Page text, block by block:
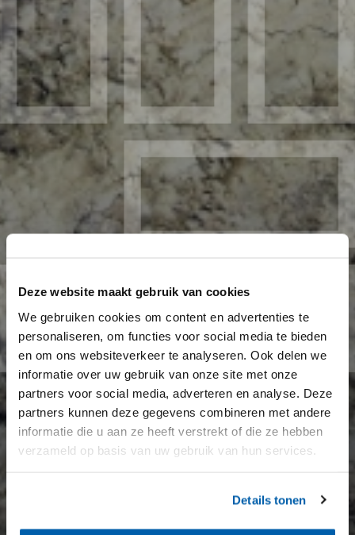
Deze website maakt gebruik van cookies
We gebruiken cookies om content en advertenties te
personaliseren, om functies voor social media te bieden
en om ons websiteverkeer te analyseren. Ook delen we
informatie over uw gebruik van onze site met onze
partners voor social media, adverteren en analyse. Deze
partners kunnen deze gegevens combineren met andere
informatie die u aan ze heeft verstrekt of die ze hebben
verzameld op basis van uw gebruik van hun services.
Details tonen